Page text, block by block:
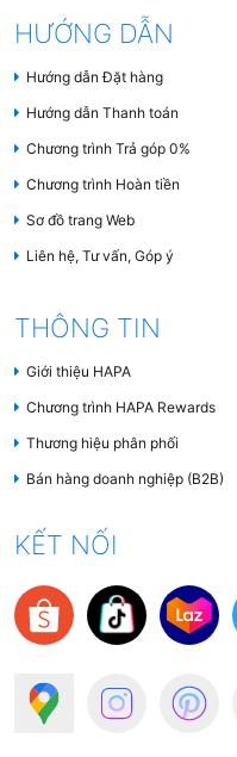
HƯỚNG DẪN
Hướng dẫn Đặt hàng
Hướng dẫn Thanh toán
Chương trình Trả góp 0%
Chương trình Hoàn tiền
Sơ đồ trang Web
Liên hệ, Tư vấn, Góp ý
THÔNG TIN
Giới thiệu HAPA
Chương trình HAPA Rewards
Thương hiệu phân phối
Bán hàng doanh nghiệp (B2B)
KẾT NỐI